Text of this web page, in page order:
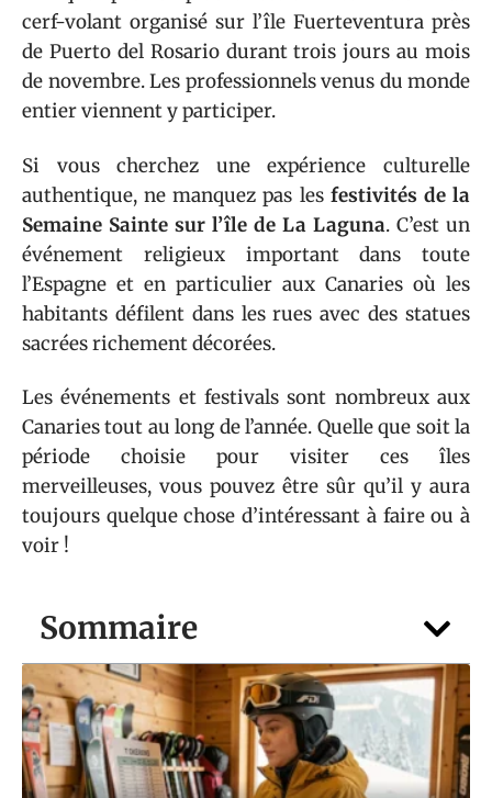
Sommaire
cerf-volant organisé sur l’île Fuerteventura près
de Puerto del Rosario durant trois jours au mois
de novembre. Les professionnels venus du monde
entier viennent y participer.
Si vous cherchez une expérience culturelle
authentique, ne manquez pas les festivités de la
Semaine Sainte sur l’île de La Laguna. C’est un
événement religieux important dans toute
l’Espagne et en particulier aux Canaries où les
habitants défilent dans les rues avec des statues
sacrées richement décorées.
Les événements et festivals sont nombreux aux
Canaries tout au long de l’année. Quelle que soit la
période choisie pour visiter ces îles
merveilleuses, vous pouvez être sûr qu’il y aura
toujours quelque chose d’intéressant à faire ou à
voir !